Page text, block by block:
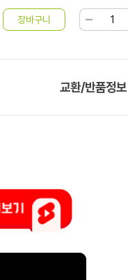
교환/반품정보